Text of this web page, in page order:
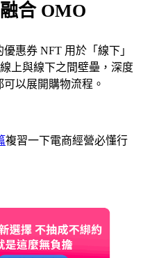
合 OMO
惠券 NFT 用於「線下」
上與線下之間壁壘，深度
以展開購物流程。
複習一下電商經營必懂行